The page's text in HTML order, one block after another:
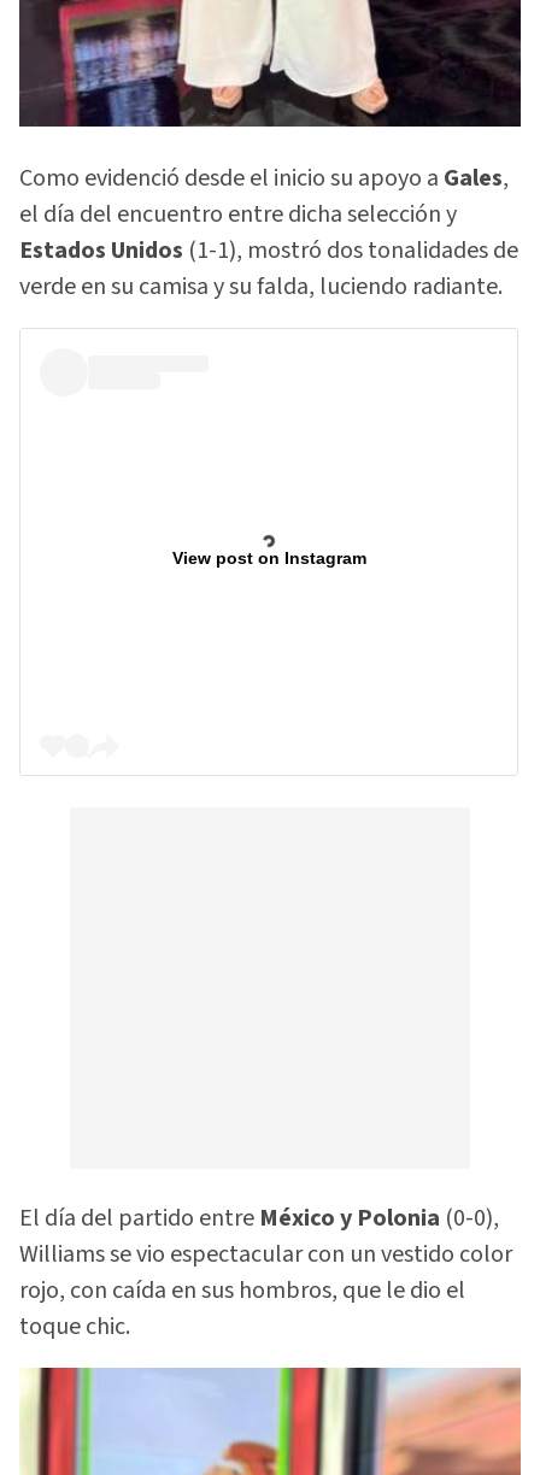
Como evidenció desde el inicio su apoyo a Gales,
el día del encuentro entre dicha selección y
Estados Unidos (1-1), mostró dos tonalidades de
verde en su camisa y su falda, luciendo radiante.
View post on Instagram
El día del partido entre México y Polonia (0-0),
Williams se vio espectacular con un vestido color
rojo, con caída en sus hombros, que le dio el
toque chic.